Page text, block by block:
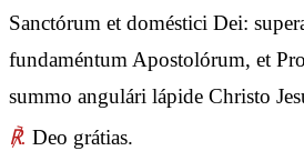
Sanctórum et doméstici Dei:
fundaméntum Apostolórum, et
summo angulári lápide Christo
℟. Deo grátias.